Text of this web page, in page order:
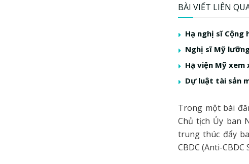
BÀI VIẾT LIÊN
Hạ nghị sĩ
Nghị sĩ Mỹ
Hạ viện Mỹ
Dự luật tài sản
Trong một bài
Chủ tịch Ủy ban
trung thúc đẩy
CBDC (Anti-